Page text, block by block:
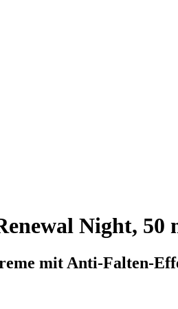
Night, 50
mit Anti-Falten-